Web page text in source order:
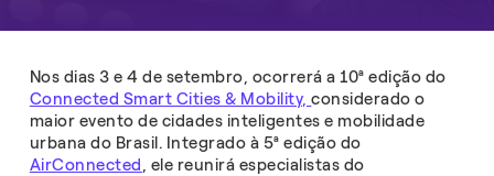
Nos dias 3 e 4 de setembro, ocorrerá a 10ª edição do
Connected Smart Cities & Mobility,considerado o
maior evento de cidades inteligentes e mobilidade
urbana do Brasil. Integrado à 5ª edição do
AirConnected, ele reunirá especialistas do